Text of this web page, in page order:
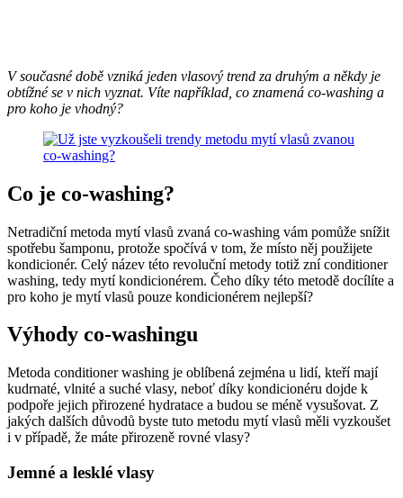
V současné době vzniká jeden vlasový trend za druhým a někdy je
obtížné se v nich vyznat. Víte například, co znamená co-washing a
pro koho je vhodný?
Co je co-washing?
Netradiční metoda mytí vlasů zvaná co-washing vám pomůže snížit
spotřebu šamponu, protože spočívá v tom, že místo něj použijete
kondicionér. Celý název této revoluční metody totiž zní conditioner
washing, tedy mytí kondicionérem. Čeho díky této metodě docílíte a
pro koho je mytí vlasů pouze kondicionérem nejlepší?
Výhody co-washingu
Metoda conditioner washing je oblíbená zejména u lidí, kteří mají
kudrnaté, vlnité a suché vlasy, neboť díky kondicionéru dojde k
podpoře jejich přirozené hydratace a budou se méně vysušovat. Z
jakých dalších důvodů byste tuto metodu mytí vlasů měli vyzkoušet
i v případě, že máte přirozeně rovné vlasy?
Jemné a lesklé vlasy